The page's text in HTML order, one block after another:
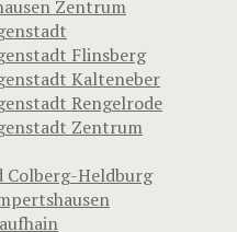
Zentrum
Flinsberg
Kalteneber
Rengelrode
Zentrum
Colberg-Heldburg